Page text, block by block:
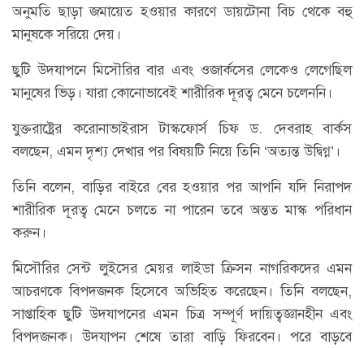
অনুমতি ছাড়া জমায়েত হওয়ার কারণে ডায়টোনা বিচ থেকে বহু
মানুষকে সরিয়ে দেয়।
ছুটি উদযাপনে মিসৌরির বার এবং ওজার্কসের লেকেও লেগেছিল
মানুষের ভিড়। যারা কোনোভাবেই শারীরিক দূরত্ব মেনে চলেননি।
যুক্তরাষ্ট্রের করোনাভাইরাস টাস্কফোর্স চিফ ড. দেবরাহ বার্কস
বলছেন, এমন দৃশ্য দেখার পর বিষয়টি নিয়ে তিনি ‘অত্যন্ত উদ্বিগ্ন’।
তিনি বলেন, বাড়ির বাইরে বের হওয়ার পর আপনি যদি নিরাপদ
শারীরিক দূরত্ব মেনে চলতে না পারেন তবে অন্তত মাস্ক পরিধান
করুন।
মিসৌরির সেন্ট লুইসের মেয়র লাইডা ক্রিসন নাগরিকদের এমন
আচরণকে বিপদজনক হিসেবে অভিহিত করেছেন। তিনি বলছেন,
সাপ্তাহিক ছুটি উদযাপনের এমন চিত্র সম্পূর্ণ দায়িত্বজ্ঞানহীন এবং
বিপদজনক। উদযাপন শেষে তারা বাড়ি ফিরবেন। পরে বাড়বে